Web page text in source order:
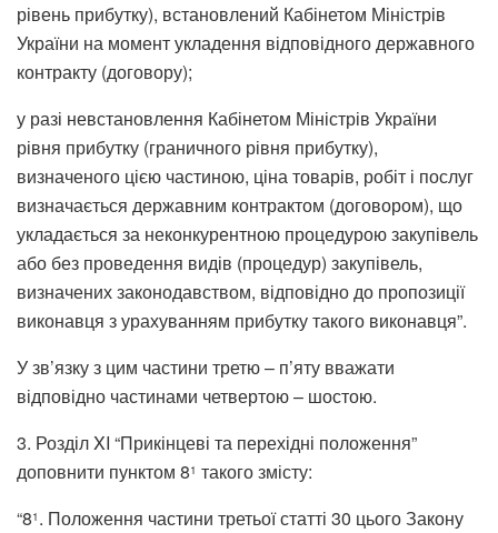
рівень прибутку), встановлений Кабінетом Міністрів
України на момент укладення відповідного державного
контракту (договору);
у разі невстановлення Кабінетом Міністрів України
рівня прибутку (граничного рівня прибутку),
визначеного цією частиною, ціна товарів, робіт і послуг
визначається державним контрактом (договором), що
укладається за неконкурентною процедурою закупівель
або без проведення видів (процедур) закупівель,
визначених законодавством, відповідно до пропозиції
виконавця з урахуванням прибутку такого виконавця”.
У зв’язку з цим частини третю – п’яту вважати
відповідно частинами четвертою – шостою.
3. Розділ XI “Прикінцеві та перехідні положення”
доповнити пунктом 81 такого змісту:
“81 . Положення частини третьої статті 30 цього Закону